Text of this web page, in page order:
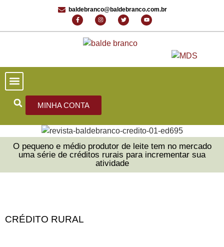
baldebranco@baldebranco.com.br
MINHA CONTA
O pequeno e médio produtor de leite tem no mercado
uma série de créditos rurais para incrementar sua
atividade
CRÉDITO RURAL